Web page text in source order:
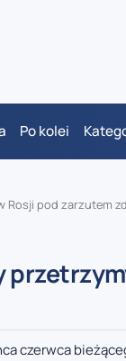
Po kolei
Rosji pod zarzutem
czerwca